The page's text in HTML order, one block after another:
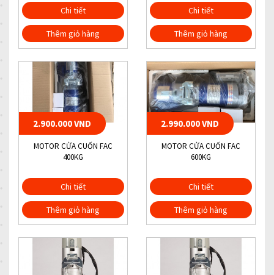
Chi tiết
Thêm giỏ hàng
Chi tiết
Thêm giỏ hàng
2.900.000 VND
MOTOR CỬA CUỐN FAC
400KG
Chi tiết
Thêm giỏ hàng
2.990.000 VND
MOTOR CỬA CUỐN FAC
600KG
Chi tiết
Thêm giỏ hàng